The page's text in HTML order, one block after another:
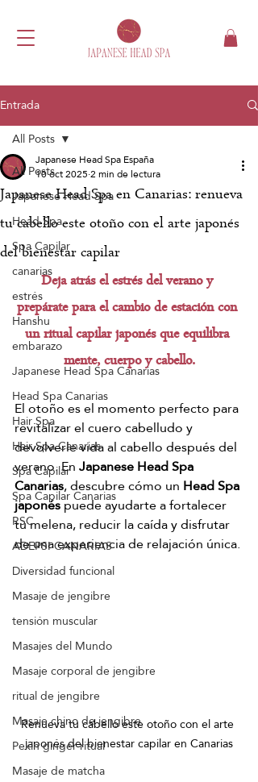
Entrada
All Posts
Japanese Head Spa
Head Spa
Spa Capilar
canarias
estrés
Hanshu
embarazo
Japanese Head Spa Canarias
Head Spa Canarias
Hair Spa
Hair Spa Canarias
Spa Capilar
Spa Capilar Canarias
RSC
ADEPSI CANARIAS
Diversidad funcional
Masaje de jengibre
tensión muscular
Masajes del Mundo
Masaje corporal de jengibre
ritual de jengibre
Masaje chino de jengibre
Pekín ginger ritual
Masaje de matcha
All Posts
Japanese Head Spa en Canarias: renueva
tu cabello este otoño con el arte japonés
del bienestar capilar
Japanese Head Spa España
10 oct 20252 min de lectura
Deja atrás el estrés del verano y
prepárate para el cambio de estación con
un ritual capilar japonés que equilibra
mente, cuerpo y cabello.
El otoño es el momento perfecto para
revitalizar el cuero cabelludo y
devolverle vida al cabello después del
verano. En Japanese Head Spa
Canarias, descubre cómo un Head Spa
japonés puede ayudarte a fortalecer
tu melena, reducir la caída y disfrutar
de una experiencia de relajación única.
Renueva tu cabello este otoño con el arte
japonés del bienestar capilar en Canarias